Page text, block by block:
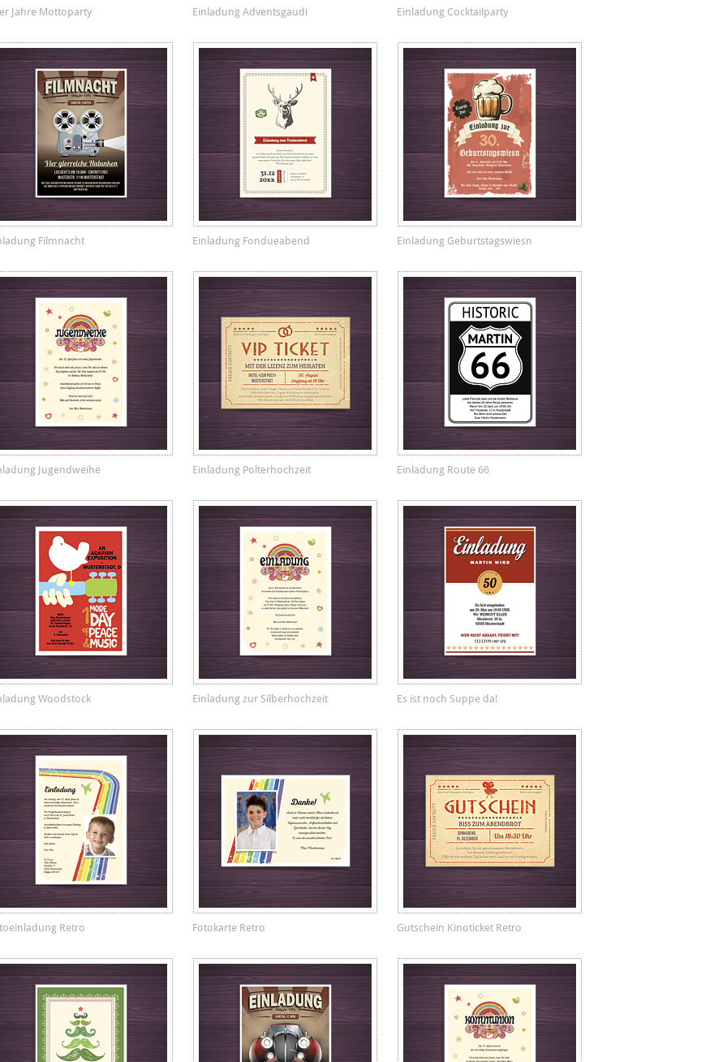
Jahre Mottoparty Einladung Adventsgaudi Einladung Cocktailparty
Filmnacht Einladung Fondueabend Einladung Geburtstagswiesn
Jugendweihe Einladung Polterhochzeit Einladung Route 66
Woodstock Einladung zur Silberhochzeit Es ist noch Suppe da!
Retro Fotokarte Retro Gutschein Kinoticket Retro